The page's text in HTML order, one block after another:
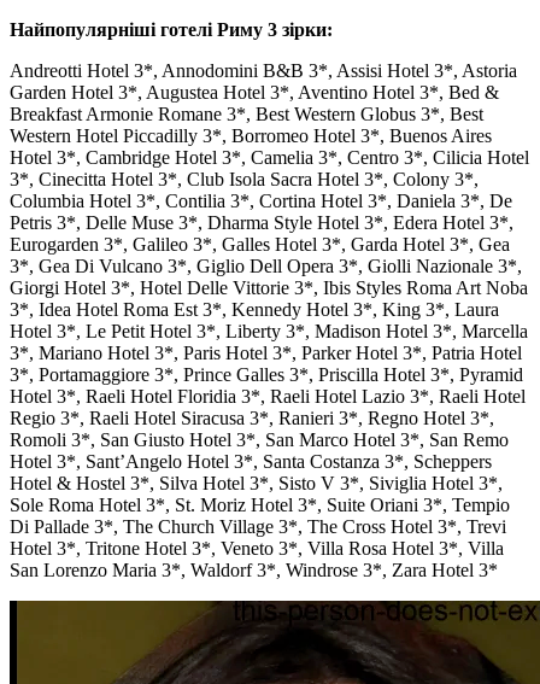
Найпопулярніші готелі Риму 3 зірки:
Andreotti Hotel 3*, Annodomini B&B 3*, Assisi Hotel 3*, Astoria
Garden Hotel 3*, Augustea Hotel 3*, Aventino Hotel 3*, Bed &
Breakfast Armonie Romane 3*, Best Western Globus 3*, Best
Western Hotel Piccadilly 3*, Borromeo Hotel 3*, Buenos Aires
Hotel 3*, Cambridge Hotel 3*, Camelia 3*, Centro 3*, Cilicia Hotel
3*, Cinecitta Hotel 3*, Club Isola Sacra Hotel 3*, Colony 3*,
Columbia Hotel 3*, Contilia 3*, Cortina Hotel 3*, Daniela 3*, De
Petris 3*, Delle Muse 3*, Dharma Style Hotel 3*, Edera Hotel 3*,
Eurogarden 3*, Galileo 3*, Galles Hotel 3*, Garda Hotel 3*, Gea
3*, Gea Di Vulcano 3*, Giglio Dell Opera 3*, Giolli Nazionale 3*,
Giorgi Hotel 3*, Hotel Delle Vittorie 3*, Ibis Styles Roma Art Noba
3*, Idea Hotel Roma Est 3*, Kennedy Hotel 3*, King 3*, Laura
Hotel 3*, Le Petit Hotel 3*, Liberty 3*, Madison Hotel 3*, Marcella
3*, Mariano Hotel 3*, Paris Hotel 3*, Parker Hotel 3*, Patria Hotel
3*, Portamaggiore 3*, Prince Galles 3*, Priscilla Hotel 3*, Pyramid
Hotel 3*, Raeli Hotel Floridia 3*, Raeli Hotel Lazio 3*, Raeli Hotel
Regio 3*, Raeli Hotel Siracusa 3*, Ranieri 3*, Regno Hotel 3*,
Romoli 3*, San Giusto Hotel 3*, San Marco Hotel 3*, San Remo
Hotel 3*, Sant’Angelo Hotel 3*, Santa Costanza 3*, Scheppers
Hotel & Hostel 3*, Silva Hotel 3*, Sisto V 3*, Siviglia Hotel 3*,
Sole Roma Hotel 3*, St. Moriz Hotel 3*, Suite Oriani 3*, Tempio
Di Pallade 3*, The Church Village 3*, The Cross Hotel 3*, Trevi
Hotel 3*, Tritone Hotel 3*, Veneto 3*, Villa Rosa Hotel 3*, Villa
San Lorenzo Maria 3*, Waldorf 3*, Windrose 3*, Zara Hotel 3*